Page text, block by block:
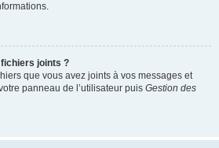
joints ?
que vous avez joints à vos messages et
panneau de l’utilisateur puis Gestion des